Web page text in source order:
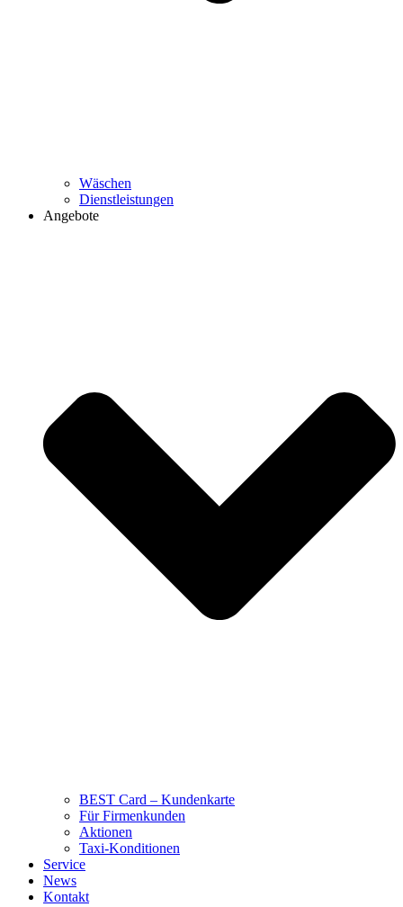
Wäschen
Dienstleistungen
Angebote
BEST Card – Kundenkarte
Für Firmenkunden
Aktionen
Taxi-Konditionen
Service
News
Kontakt